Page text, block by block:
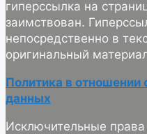
гиперссылка на
заимствован.
непосредственно в
оригинальный
Политика в отношении
данных
Исключительные